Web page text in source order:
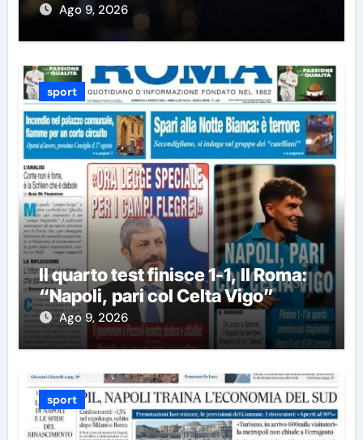
Ago 9, 2026
sport
Il quarto test finisce 1-1, Il Roma:
“Napoli, pari col Celta Vigo”
Ago 9, 2026
sport